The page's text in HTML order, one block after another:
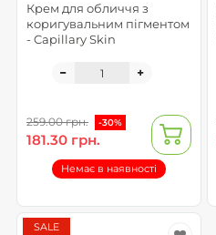
Крем для обличчя з
коригувальним пігментом
- Capillary Skin
259.00 грн. -30%
181.30 грн.
Немає в наявності
SALE